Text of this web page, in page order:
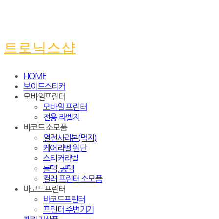
트로닉스샵
HOME
보이드스티커
모바일프린터
모바일 프린터
전용 라벨지
바코드 소모품
열전사리본(먹지)
케어라벨 원단
스티커라벨
롤택, 공택
컬러 프린터 소모품
바코드프린터
바코드프린터
프린터 주변기기